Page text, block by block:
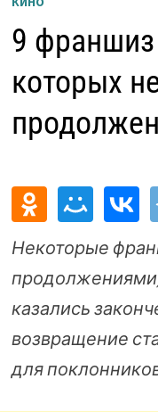
9 франшиз
которых
Некоторые
казались
возвращение
для